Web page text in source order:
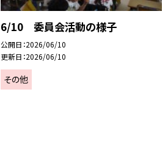
6/10 委員会活動の様子
公開日 2026/06/10
更新日 2026/06/10
その他